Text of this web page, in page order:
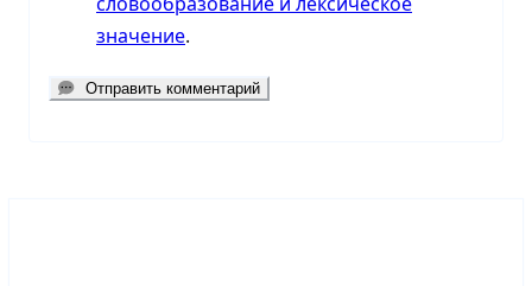
значение.
Отправить комментарий